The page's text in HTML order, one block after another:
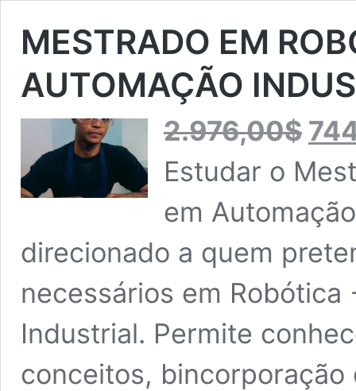
MESTRADO EM
AUTOMAÇÃO
2.976,00$ O
preço
era:
Estudar o
em
direcionado a quem
necessários em
Industrial. Permite
conceitos, bincorporação